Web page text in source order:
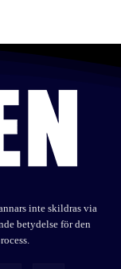
inte skildras via
betydelse för den